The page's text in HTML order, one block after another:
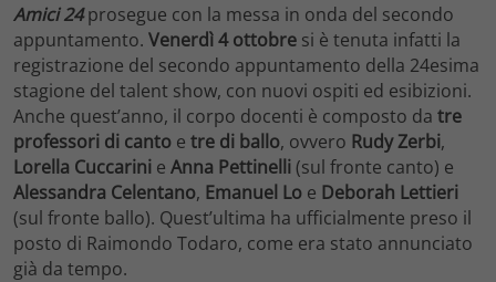
Amici 24prosegue con la messa in onda del secondo
appuntamento. Venerdì 4 ottobre si è tenuta infatti la
registrazione del secondo appuntamento della 24esima
stagione del talent show, con nuovi ospiti ed esibizioni.
Anche quest’anno, il corpo docenti è composto da tre
professori di canto e tre di ballo, ovvero Rudy Zerbi,
Lorella Cuccarini e Anna Pettinelli(sul fronte canto) e
Alessandra Celentano, Emanuel Lo e Deborah Lettieri
(sul fronte ballo). Quest’ultima ha ufficialmente preso il
posto di Raimondo Todaro, come era stato annunciato
già da tempo.